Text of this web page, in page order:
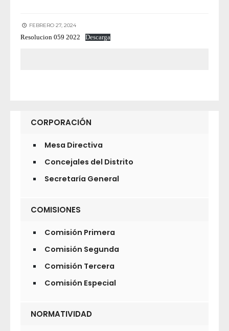
FEBRERO 27, 2024
Resolucion 059 2022 Descarga
CORPORACIÓN
Mesa Directiva
Concejales del Distrito
Secretaría General
COMISIONES
Comisión Primera
Comisión Segunda
Comisión Tercera
Comisión Especial
NORMATIVIDAD